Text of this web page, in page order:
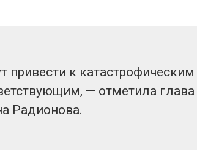
к катастрофическим
— отметила глава
Радионова.